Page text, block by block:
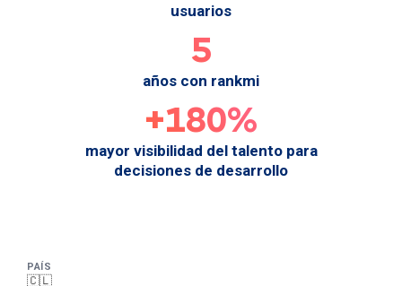
usuarios
5
años con rankmi
+180%
mayor visibilidad del talento para
decisiones de desarrollo
PAÍS
🇨🇱